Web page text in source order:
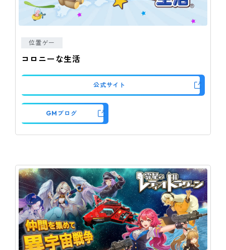
位置ゲー
コロニーな生活
公式サイト
GMブログ